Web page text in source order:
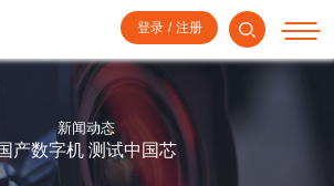
登录 / 注册
新闻动态
产数字机 测试中国芯